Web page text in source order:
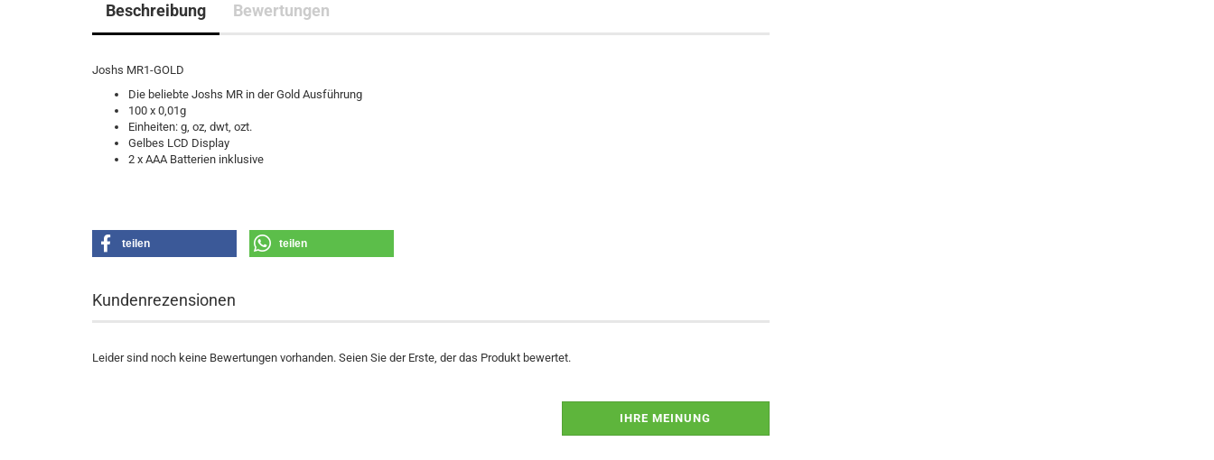
Beschreibung Bewertungen
Joshs MR1-GOLD
Die beliebte Joshs MR in der Gold Ausführung
100 x 0,01g
Einheiten: g, oz, dwt, ozt.
Gelbes LCD Display
2 x AAA Batterien inklusive
teilen teilen
Kundenrezensionen
Leider sind noch keine Bewertungen vorhanden. Seien Sie der Erste, der das Produkt bewertet.
IHRE MEINUNG